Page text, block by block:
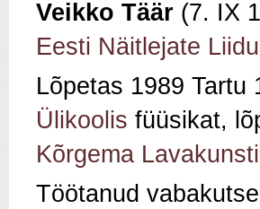
Veikko Täär (7. IX
Eesti Näitlejate Liidu
Lõpetas 1989
Ülikoolis füüsikat,
Kõrgema
Töötanud